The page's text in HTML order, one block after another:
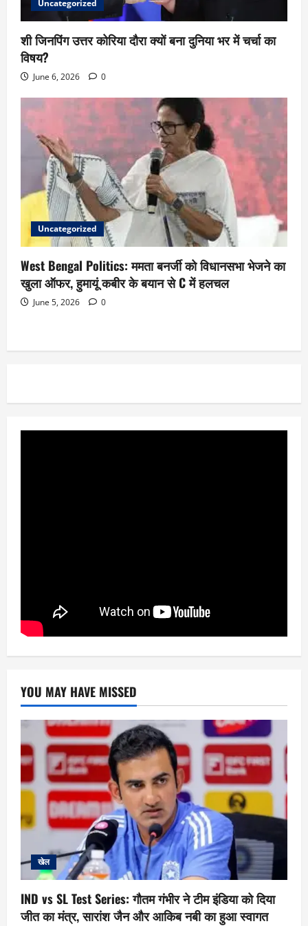
Uncategorized
शी जिनपिंग उत्तर कोरिया दौरा क्यों बना दुनिया भर में चर्चा का
विषय?
June 6, 2026 0
Uncategorized
West Bengal Politics: ममता बनर्जी को विधानसभा भेजने का
खुला ऑफर, हुमायूं कबीर के बयान से C में हलचल
June 5, 2026 0
YOU MAY HAVE MISSED
खेल
IND vs SL Test Series: गौतम गंभीर ने टीम इंडिया को दिया
जीत का मंत्र, सारांश जैन और आकिब नबी का हुआ स्वागत